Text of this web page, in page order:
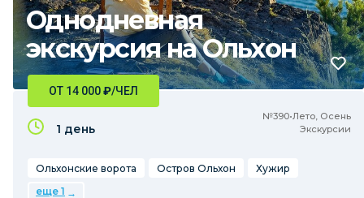
Однодневная
экскурсия на Ольхон
№390•Лето, Осень
Экскурсии
ОТ 14 000₽/ЧЕЛ
1 день
Ольхонские ворота Остров Ольхон
Хужир
еще 1